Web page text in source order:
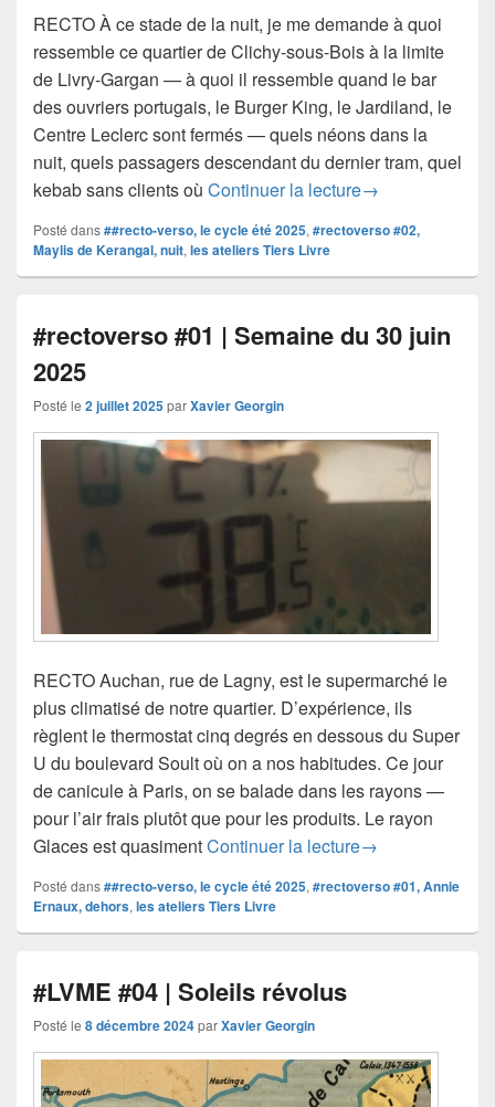
RECTO À ce stade de la nuit, je me demande à quoi
ressemble ce quartier de Clichy-sous-Bois à la limite
de Livry-Gargan — à quoi il ressemble quand le bar
des ouvriers portugais, le Burger King, le Jardiland, le
Centre Leclerc sont fermés — quels néons dans la
nuit, quels passagers descendant du dernier tram, quel
kebab sans clients où Continuer la lecture#rectoverso #02
→
Posté dans##recto-verso, le cycle été 2025,#rectoverso #02,
Maylis de Kerangal, nuit,les ateliers Tiers Livre
#rectoverso #01 | Semaine du 30 juin
2025
Posté le 2 juillet 2025parXavier Georgin
RECTO Auchan, rue de Lagny, est le supermarché le
plus climatisé de notre quartier. D’expérience, ils
règlent le thermostat cinq degrés en dessous du Super
U du boulevard Soult où on a nos habitudes. Ce jour
de canicule à Paris, on se balade dans les rayons —
pour l’air frais plutôt que pour les produits. Le rayon
Glaces est quasimentContinuer la lecture#rectoverso #01
→
Posté dans##recto-verso, le cycle été 2025, #rectoverso #01, Annie
Ernaux, dehors, les ateliers Tiers Livre
#LVME #04 | Soleils révolus
Posté le 8 décembre 2024parXavier Georgin